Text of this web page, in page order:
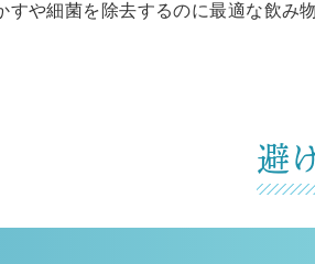
すや細菌を除去するのに最適な飲
避